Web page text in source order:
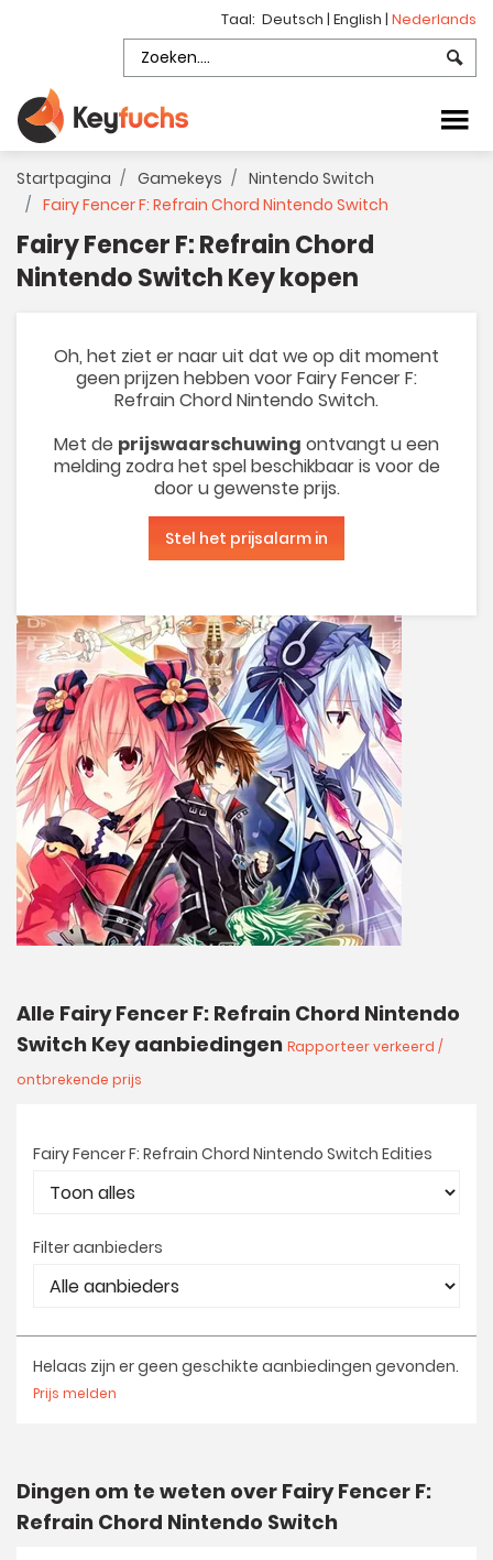
Taal: Deutsch | English | Nederlands
Startpagina Gamekeys
Nintendo Switch
Fairy Fencer F: Refrain Chord Nintendo Switch
Fairy Fencer F: Refrain Chord
Nintendo Switch Key kopen
Oh, het ziet er naar uit dat we op dit moment
geen prijzen hebben voor Fairy Fencer F:
Refrain Chord Nintendo Switch.
Met de prijswaarschuwing ontvangt u een
melding zodra het spel beschikbaar is voor de
door u gewenste prijs.
Stel het prijsalarm in
Alle Fairy Fencer F: Refrain Chord Nintendo
Switch Key aanbiedingen Rapporteer verkeerd /
ontbrekende prijs
Fairy Fencer F: Refrain Chord Nintendo Switch Edities
Filter aanbieders
Helaas zijn er geen geschikte aanbiedingen gevonden.
Prijs melden
Dingen om te weten over Fairy Fencer F:
Refrain Chord Nintendo Switch